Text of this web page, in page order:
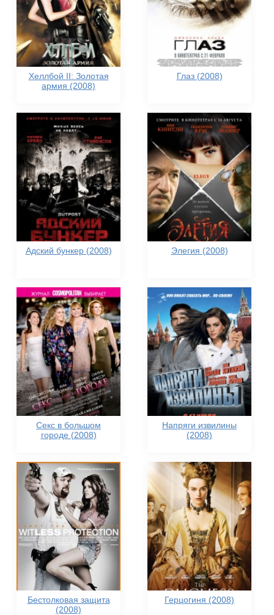
Хеллбой II: Золотая
армия (2008)
Глаз (2008)
Адский бункер (2008) Элегия (2008)
Секс в большом
городе (2008)
Напряги извилины
(2008)
Бестолковая защита
(2008)
Герцогиня (2008)